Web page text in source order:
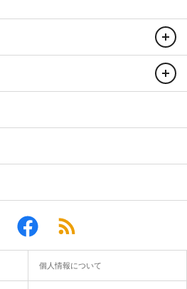
個人情報について